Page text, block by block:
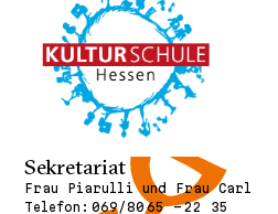
Sekretariat
Frau Piarulli und Frau Carl
Telefon: 069/80 65 - 22 35